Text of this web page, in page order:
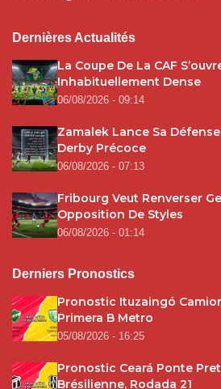
Dernières Actualités
La Coupe De La CAF
Inhabituellement Dense
06/08/2026 - 09:14
Zamalek Lance Sa
Derby Précoce
06/08/2026 - 07:13
Fribourg Veut Renverser
Opposition De Styles
06/08/2026 - 01:14
Derniers Pronostics
Pronostic Ituzaingó
Primera B Metro
05/08/2026 - 16:25
Pronostic Ceará Ponte
Brésilienne, Rodada 21